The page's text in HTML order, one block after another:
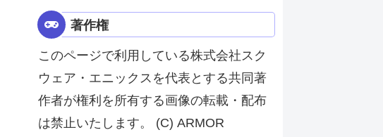
著作権
このページで利用している株式会社スク
ウェア・エニックスを代表とする共同著
作者が権利を所有する画像の転載・配布
は禁止いたします。 (C) ARMOR